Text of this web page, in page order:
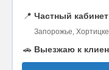
📍 Частный кабинет
Запорожье,
🚗 Выезжаю к